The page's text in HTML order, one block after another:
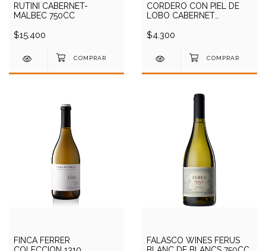
RUTINI CABERNET-
MALBEC 750CC
$15.400
CORDERO CON PIEL DE
LOBO CABERNET
$4.300
FINCA FERRER
FALASCO WINES FERUS